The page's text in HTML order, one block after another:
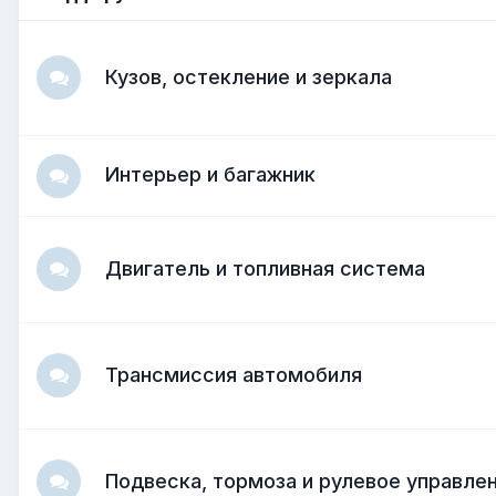
Кузов, остекление и зеркала
Интерьер и багажник
Двигатель и топливная система
Трансмиссия автомобиля
Подвеска, тормоза и рулевое